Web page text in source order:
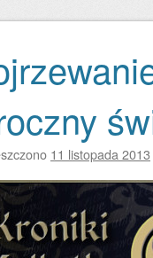
wpisy
11 listopada 2013